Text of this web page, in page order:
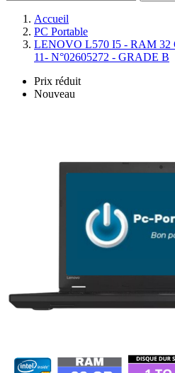
Accueil
PC Portable
LENOVO L570 I5 - RAM 32
11- N°02605272 - GRADE B
Prix réduit
Nouveau